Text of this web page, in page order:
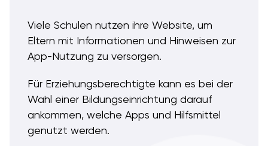
Viele Schulen nutzen ihre Website, um
Eltern mit Informationen und Hinweisen zur
App-Nutzung zu versorgen.
Für Erziehungsberechtigte kann es bei der
Wahl einer Bildungseinrichtung darauf
ankommen, welche Apps und Hilfsmittel
genutzt werden.